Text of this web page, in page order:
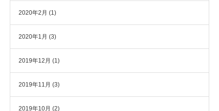
2020年2月 (1)
2020年1月 (3)
2019年12月 (1)
2019年11月 (3)
2019年10月 (2)